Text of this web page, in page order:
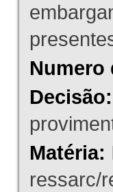
Numero
Decisão:
Matéria:
ressarc/